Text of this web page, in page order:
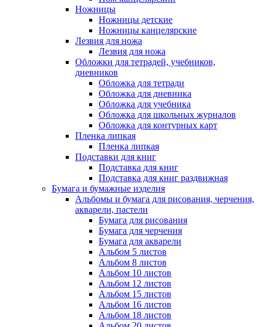
Ножницы
Ножницы детские
Ножницы канцелярские
Лезвия для ножа
Лезвия для ножа
Обложки для тетрадей, учебников,
дневников
Обложка для тетради
Обложка для дневника
Обложка для учебника
Обложка для школьных журналов
Обложка для контурных карт
Пленка липкая
Пленка липкая
Подставки для книг
Подставка для книг
Подставка для книг раздвижная
Бумага и бумажные изделия
Альбомы и бумага для рисования, черчения,
акварели, пастели
Бумага для рисования
Бумага для черчения
Бумага для акварели
Альбом 5 листов
Альбом 8 листов
Альбом 10 листов
Альбом 12 листов
Альбом 15 листов
Альбом 16 листов
Альбом 18 листов